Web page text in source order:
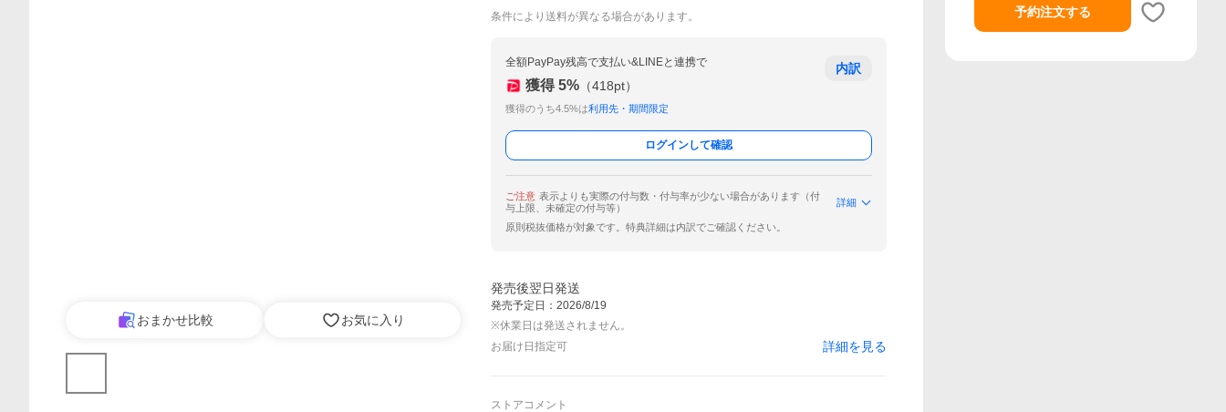
おまかせ比較 お気に入り
条件により送料が異なる場合があります。
全額PayPay残高で支払い&LINEと連携で
獲得 5% （418pt）
獲得のうち4.5%は利用先・期間限定
内訳
ログインして確認
ご注意 表示よりも実際の付与数・付与率が少ない場合があります（付
与上限、未確定の付与等）
詳細
原則税抜価格が対象です。特典詳細は内訳でご確認ください。
発売後翌日発送
発売予定日：2026/8/19
※休業日は発送されません。
お届け日指定可
詳細を見る
ストアコメント
予約注文する